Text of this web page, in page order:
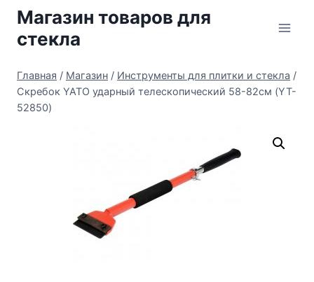
Перейти
содержимому
Магазин товаров для
стекла
Главная / Магазин / Инструменты для плитки и стекла /
Скребок YATO ударный телескопический 58-82см (YT-
52850)